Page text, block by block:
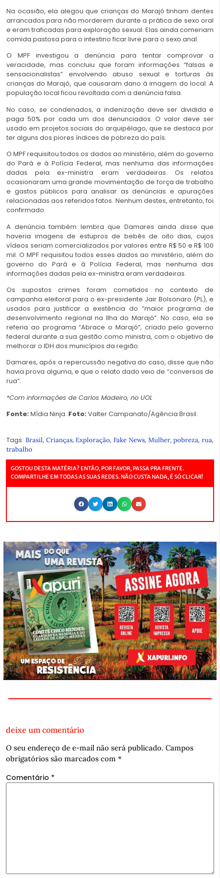
Na ocasião, ela alegou que crianças do Marajó tinham dentes
arrancados para não morderem durante a prática de sexo oral
e eram traficadas para exploração sexual. Elas ainda comeriam
comida pastosa para o intestino ficar livre para o sexo anal.
O MPF investigou a denúncia para tentar comprovar a
veracidade, mas concluiu que foram informações “falsas e
sensacionalistas” envolvendo abuso sexual e torturas às
crianças do Marajó, que causaram dano à imagem do local. A
população local ficou revoltada com a denúncia falsa.
No caso, se condenados, a indenização deve ser dividida e
paga 50% por cada um dos denunciados. O valor deve ser
usado em projetos sociais do arquipélago, que se destaca por
ter alguns dos piores índices de pobreza do país.
O MPF requisitou todos os dados ao ministério, além do governo
do Pará e à Polícia Federal, mas nenhuma das informações
dadas pela ex-ministra eram verdadeiras. Os relatos
ocasionaram uma grande movimentação de força de trabalho
e gastos públicos para analisar as denúncias e apurações
relacionadas aos referidos fatos. Nenhum destes, entretanto, foi
confirmado.
A denúncia também lembra que Damares ainda disse que
haveria imagens de estupros de bebês de oito dias, cujos
vídeos seriam comercializados por valores entre R$ 50 e R$ 100
mil. O MPF requisitou todos esses dados ao ministério, além do
governo do Pará e à Polícia Federal, mas nenhuma das
informações dadas pela ex-ministra eram verdadeiras.
Os supostos crimes foram cometidos no contexto de
campanha eleitoral para o ex-presidente Jair Bolsonaro (PL), e
usados para justificar a existência do “maior programa de
desenvolvimento regional na Ilha do Marajó”. No caso, ela se
referia ao programa “Abrace o Marajó”, criado pelo governo
federal durante a sua gestão como ministra, com o objetivo de
melhorar o IDH dos municípios da região.
Damares, após a repercussão negativa do caso, disse que não
havia prova alguma, e que o relato dado veio de “conversas de
rua”.
*Com informações de Carlos Madeiro, no UOL
Fonte: Mídia Ninja. Foto: Valter Campanato/Agência Brasil.
Tags: Brasil, Crianças,Exploração, Fake News, Mulher,pobreza, rua,
trabalho
GOSTOU DESTA MATÉRIA? ENTÃO, POR FAVOR, PASSA PRA FRENTE.
COMPARTILHE EM TODAS AS SUAS REDES. NÃO CUSTA NADA, É SÓ CLICAR!
deixe um comentário
O seu endereço de e-mail não será publicado. Campos
obrigatórios são marcados com *
Comentário *